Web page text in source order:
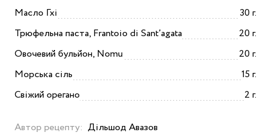
Масло Гхі
30 г.
Трюфельна паста, Frantoio di Sant’agata
20 г.
Овочевий бульйон, Nоmu
20 г.
Морська сіль
15 г.
Свіжий орегано
2 г.
Автор рецепту: Дільшод Авазов